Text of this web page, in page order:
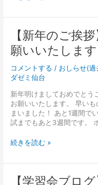
ト
【新年のご挨
願いいたします
コメントする / おしらせ(
ダゼミ仙台
新年明けましておめでとう
お願いいたします。 早い
まいました！ あと1週間で
試までもあと3週間です。
【新
の
挨
拶】
今
年
も
よ
ろ
く
願
続きを読む »
【学習会ブロ
【学